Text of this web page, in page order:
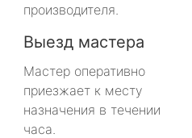
производителя.
Выезд мастера
Мастер оперативно
приезжает к месту
назначения в течении
часа.